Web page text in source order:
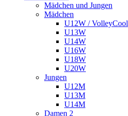
Mädchen und Jungen
Mädchen
U12W / VolleyCool
U13W
U14W
U16W
U18W
U20W
Jungen
U12M
U13M
U14M
Damen 2